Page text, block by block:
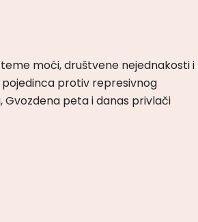
moći, društvene nejednakosti i
pojedinca protiv represivnog
peta i danas privlači